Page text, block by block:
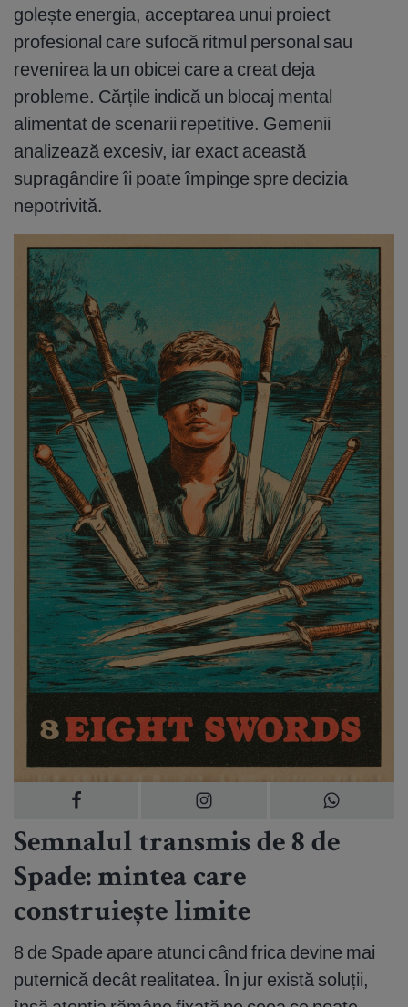
golește energia, acceptarea unui proiect
profesional care sufocă ritmul personal sau
revenirea la un obicei care a creat deja
probleme. Cărțile indică un blocaj mental
alimentat de scenarii repetitive. Gemenii
analizează excesiv, iar exact această
supragândire îi poate împinge spre decizia
nepotrivită.
Semnalul transmis de 8 de
Spade: mintea care
construiește limite
8 de Spade apare atunci când frica devine mai
puternică decât realitatea. În jur există soluții,